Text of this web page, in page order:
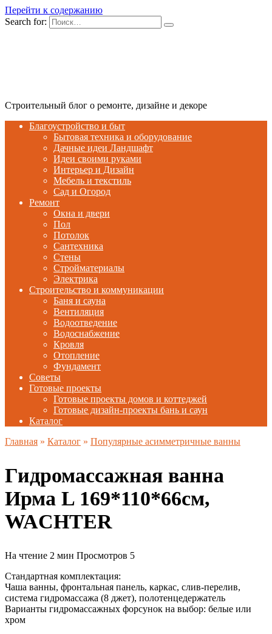
Перейти к содержанию
Search for:
Строительный блог о ремонте, дизайне и декоре
Благоустройство и быт
Бытовая техника и оборудование
Дачные идеи Ландшафт
Идеи своими руками
Интерьер и Дизайн
Мебель и текстиль
Сад и Огород
Ремонт
Окна и двери
Пол
Потолок
Сантехника
Стены
Стройматериалы
Электрика
Строительство и коммуникации
Баня и сауна
Вентиляция
Водоотведение
Водоснабжение
Кровля
Отопление
Фундамент
Советы
Готовые проекты
Готовые проекты домов и коттеджей
Готовые дизайн-проекты бань и саун
Каталог
Главная » Каталог » Популярные асимметричные ванны
Гидромассажная ванна
Ирма L 169*110*66см,
WACHTER
На чтение 2 мин Просмотров 5
Стандартная комплектация:
Чаша ванны, фронтальная панель, каркас, слив-перелив,
система гидромассажа (8 джет), полотенцедержатель
Варианты гидромассажных форсунок на выбор: белые или
хром